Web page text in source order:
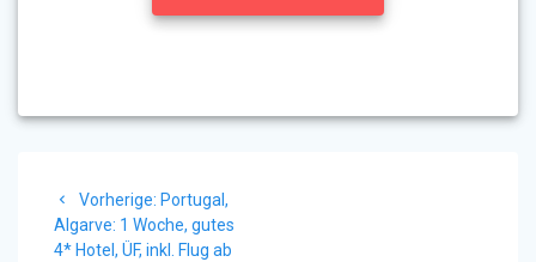
Vorherige: Vorheriger
Beitrag:
Portugal,
Algarve: 1 Woche, gutes
4* Hotel, ÜF, inkl. Flug ab